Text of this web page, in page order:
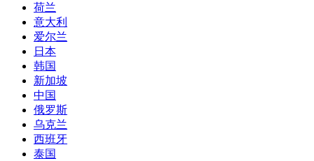
荷兰
意大利
爱尔兰
日本
韩国
新加坡
中国
俄罗斯
乌克兰
西班牙
泰国